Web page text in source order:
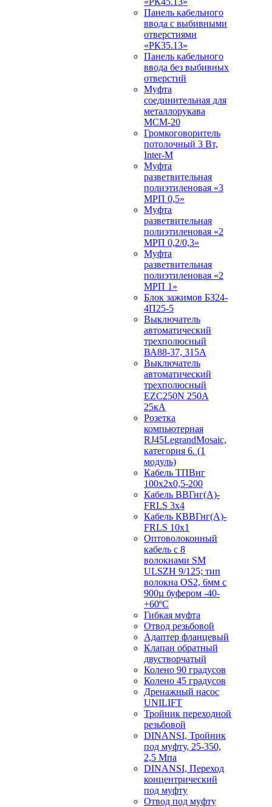
Панель кабельного
ввода с выбивными
отверстиями
«РК35.13»
Панель кабельного
ввода без выбивных
отверстий
Муфта
соединительная для
металлорукава
МСМ-20
Громкоговоритель
потолочный 3 Вт,
Inter-M
Муфта
разветвительная
полиэтиленовая «3
МРП 0,5»
Муфта
разветвительная
полиэтиленовая «2
МРП 0,2/0,3»
Муфта
разветвительная
полиэтиленовая «2
МРП 1»
Блок зажимов БЗ24-
4П25-5
Выключатель
автоматический
трехполюсный
ВА88-37, 315А
Выключатель
автоматический
трехполюсный
EZC250N 250А
25кА
Розетка
компьютерная
RJ45LegrandMosaic,
категория 6. (1
модуль)
Кабель ТПВнг
100х2х0,5-200
Кабель ВВГнг(А)-
FRLS 3х4
Кабель КВВГнг(А)-
FRLS 10х1
Оптоволоконный
кабель с 8
волокнами SM
ULSZH 9/125; тип
волокна OS2, 6мм с
900µ буфером -40-
+60ºC
Гибкая муфта
Отвод резьбовой
Адаптер фланцевый
Клапан обратный
двустворчатый
Колено 90 градусов
Колено 45 градусов
Дренажный насос
UNILIFT
Тройник переходной
резьбовой
DINANSI, Тройник
под муфту, 25-350,
2,5 Мпа
DINANSI, Переход
концентрический
под муфту
Отвод под муфту